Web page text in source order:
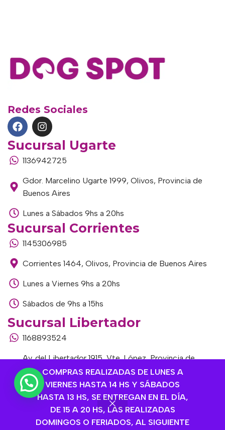
COMPRAS REALIZADAS DE LUNES A
VIERNES HASTA 14 HS Y SÁBADOS
HASTA 13 HS, SE ENTREGAN EN EL DÍA,
DE 15 A 20 HS, LAS REALIZADAS
DOMINGOS O FERIADOS, AL SIGUIENTE
Redes Sociales
Sucursal Ugarte
1136942725
Gdor. Marcelino Ugarte 1999, Olivos, Provincia de
Buenos Aires
Lunes a Sábados 9hs a 20hs
Sucursal Corrientes
1145306985
Corrientes 1464, Olivos, Provincia de Buenos Aires
Lunes a Viernes 9hs a 20hs
Sábados de 9hs a 15hs
Sucursal Libertador
1168893524
Av. del Libertador 1915, Vte. López, Provincia de
Buenos Aires
Lunes a Viernes de 9hs a 13hs / 16hs a 20hs
Sábados de 9hs a 15hs